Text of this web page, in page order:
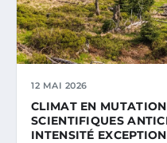
12 MAI 2026
CLIMAT EN
SCIENTIFIQUES
INTENSITÉ